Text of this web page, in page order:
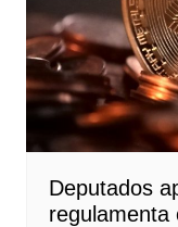
Deputados
regulamenta